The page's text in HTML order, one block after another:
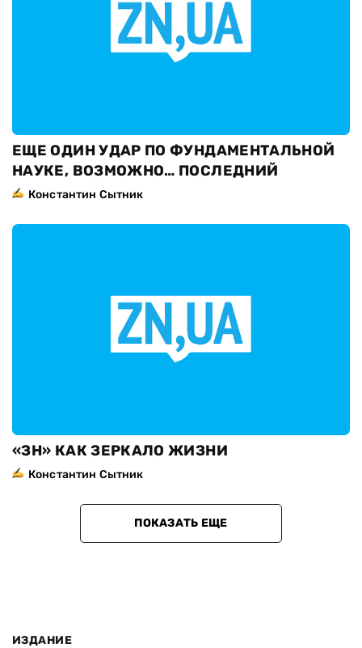
ЕЩЕ ОДИН УДАР ПО ФУНДАМЕНТАЛЬНОЙ
НАУКЕ, ВОЗМОЖНО… ПОСЛЕДНИЙ
Константин Сытник
«ЗН» КАК ЗЕРКАЛО ЖИЗНИ
Константин Сытник
ПОКАЗАТЬ ЕЩЕ
ИЗДАНИЕ